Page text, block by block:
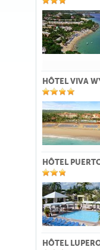
HÔTEL VIVA
HÔTEL
HÔTEL